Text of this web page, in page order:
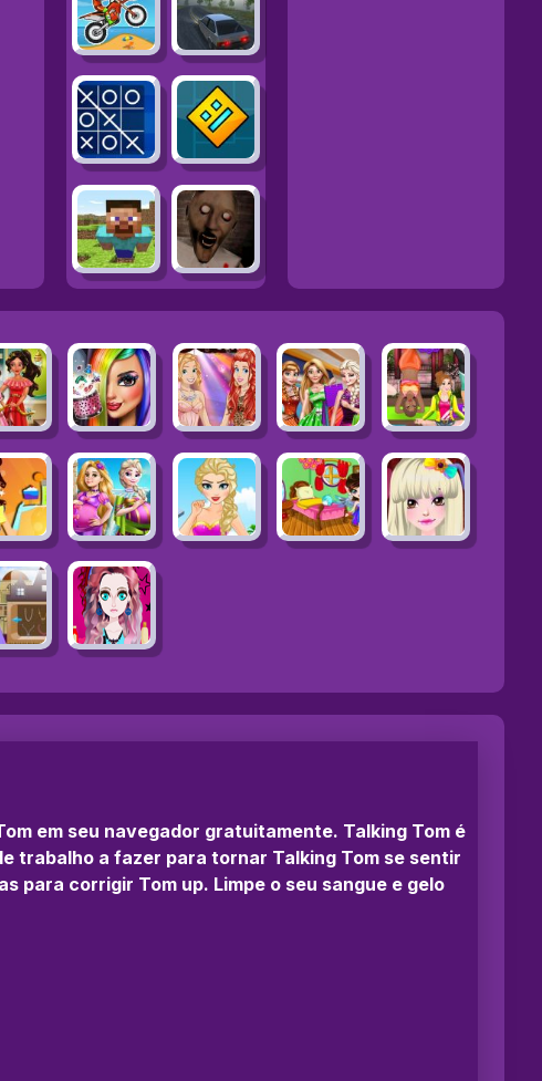
em seu navegador gratuitamente. Talking Tom é
trabalho a fazer para tornar Talking Tom se sentir
para corrigir Tom up. Limpe o seu sangue e gelo